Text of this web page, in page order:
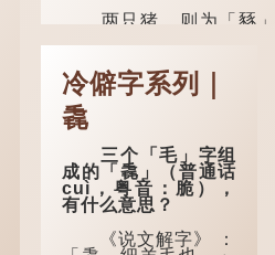
足够智慧，不再对自
到了五十岁，...
两只猪，则为「豩」
冷僻字系列｜
毳
三个「毛」字组
成的「毳」（普通话
cuì，粤音：脆），
有什么意思？
《说文解字》 ：